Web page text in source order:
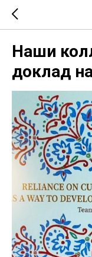
Наши
доклад